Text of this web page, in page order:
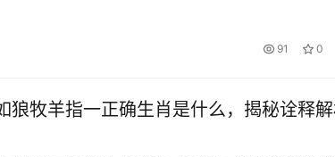
91 0
狼牧羊指一正确生肖是什么，揭秘诠释